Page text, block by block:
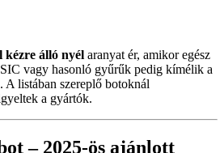
kézre álló nyél aranyat ér, amikor egész
vagy hasonló gyűrűk pedig kímélik a
A listában szereplő botoknál
a gyártók.
– 2025-ös ajánlott